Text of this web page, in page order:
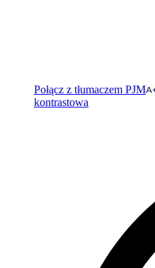
Połącz z tłumaczem PJM
kontrastowa